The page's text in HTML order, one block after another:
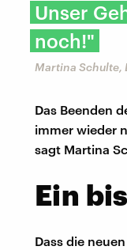
Unser
noch!"
Martina Schulte,
Das Beenden
immer wieder
sagt Martina
Ein
Dass die